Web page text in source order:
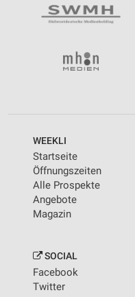
WEEKLI
Startseite
Öffnungszeiten
Alle Prospekte
Angebote
Magazin
SOCIAL
Facebook
Twitter